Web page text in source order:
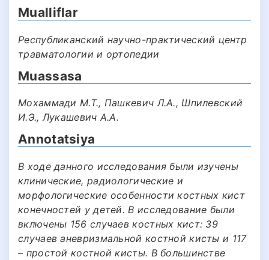
Mualliflar
Республиканский научно-практический центр
травматологии и ортопедии
Muassasa
Мохаммади М.Т., Пашкевич Л.А., Шпилевский
И.Э., Лукашевич А.А.
Annotatsiya
В ходе данного исследования были изучены
клинические, радиологические и
морфологические особенности костных кист
конечностей у детей. В исследование были
включены 156 случаев костных кист: 39
случаев аневризмальной костной кисты и 117
– простой костной кисты. В большинстве